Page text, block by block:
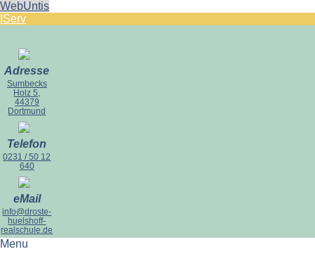
WebUntis
IServ
Adresse
Sumbecks
Holz 5,
44379
Dortmund
Telefon
0231 / 50 12
640
eMail
info@droste-
huelshoff-
realschule.de
Menu